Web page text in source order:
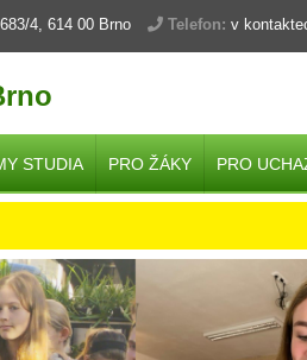
4, 614 00 Brno Telefon: v
STUDIA PRO ŽÁKY PRO